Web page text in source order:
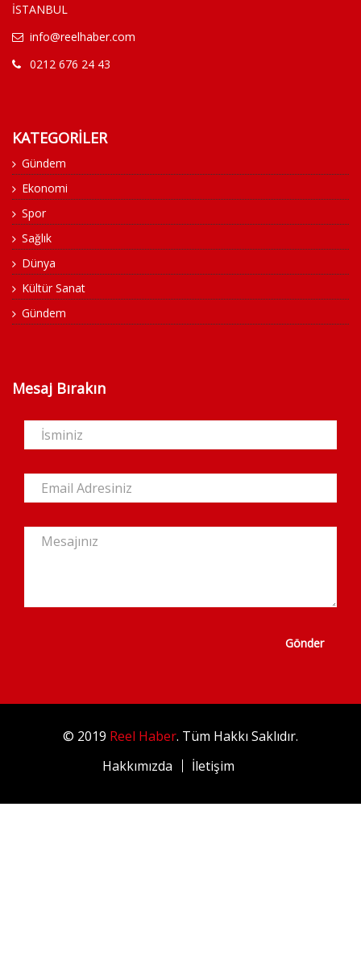
İSTANBUL
info@reelhaber.com
0212 676 24 43
KATEGORİLER
Gündem
Ekonomi
Spor
Sağlık
Dünya
Kültür Sanat
Gündem
Mesaj Bırakın
Gönder
© 2019 Reel Haber. Tüm Hakkı Saklıdır.
Hakkımızda
İletişim